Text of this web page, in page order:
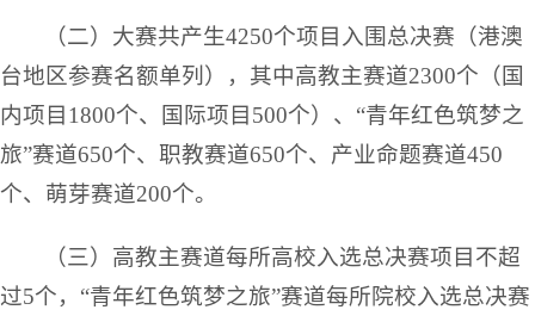
（二）大赛共产生4250个项目入围总决赛（港澳
台地区参赛名额单列），其中高教主赛道2300个（国
内项目1800个、国际项目500个）、“青年红色筑梦之
旅”赛道650个、职教赛道650个、产业命题赛道450
个、萌芽赛道200个。
（三）高教主赛道每所高校入选总决赛项目不超
过5个，“青年红色筑梦之旅”赛道每所院校入选总决赛